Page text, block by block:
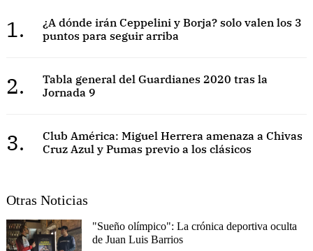
1.
¿A dónde irán Ceppelini y Borja? solo valen los 3
puntos para seguir arriba
2.
Tabla general del Guardianes 2020 tras la
Jornada 9
3.
Club América: Miguel Herrera amenaza a Chivas
Cruz Azul y Pumas previo a los clásicos
Otras Noticias
"Sueño olímpico": La crónica deportiva oculta
de Juan Luis Barrios